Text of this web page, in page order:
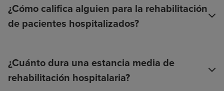
¿Cómo califica alguien para la rehabilitación
de pacientes hospitalizados?
¿Cuánto dura una estancia media de
rehabilitación hospitalaria?